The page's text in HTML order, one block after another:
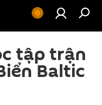
tập trận
Baltic